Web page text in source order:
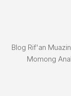
Blog Rif'an
Momong